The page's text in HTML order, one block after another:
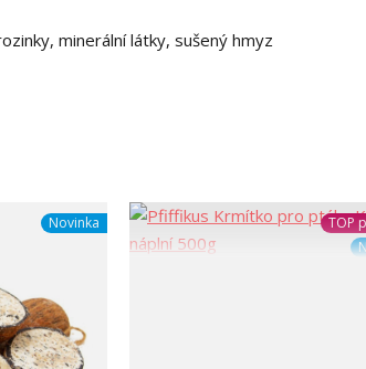
minerální látky, sušený hmyz
Novinka
TOP